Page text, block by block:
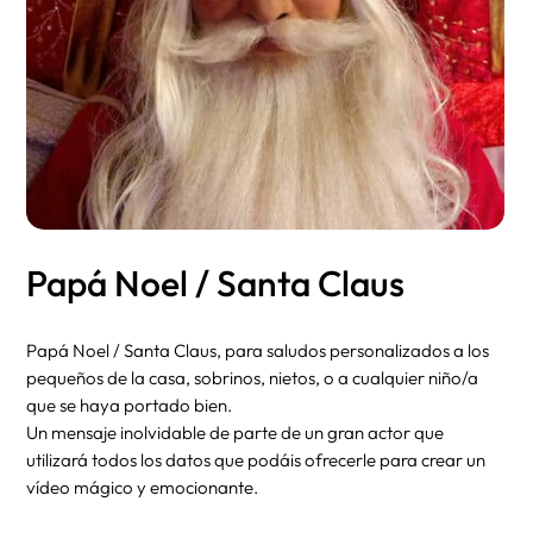
Papá Noel / Santa Claus
Papá Noel / Santa Claus, para saludos personalizados a los
pequeños de la casa, sobrinos, nietos, o a cualquier niño/a
que se haya portado bien.
Un mensaje inolvidable de parte de un gran actor que
utilizará todos los datos que podáis ofrecerle para crear un
vídeo mágico y emocionante.